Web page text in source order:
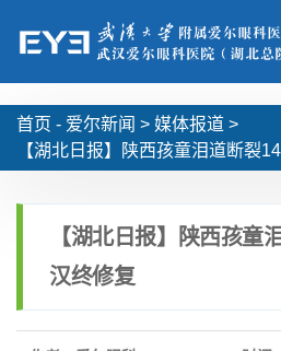
首页 - 爱尔新闻 > 媒体报道 >
【湖北日报】陕西孩童泪道断裂
【湖北日报】陕西孩童
汉终修复